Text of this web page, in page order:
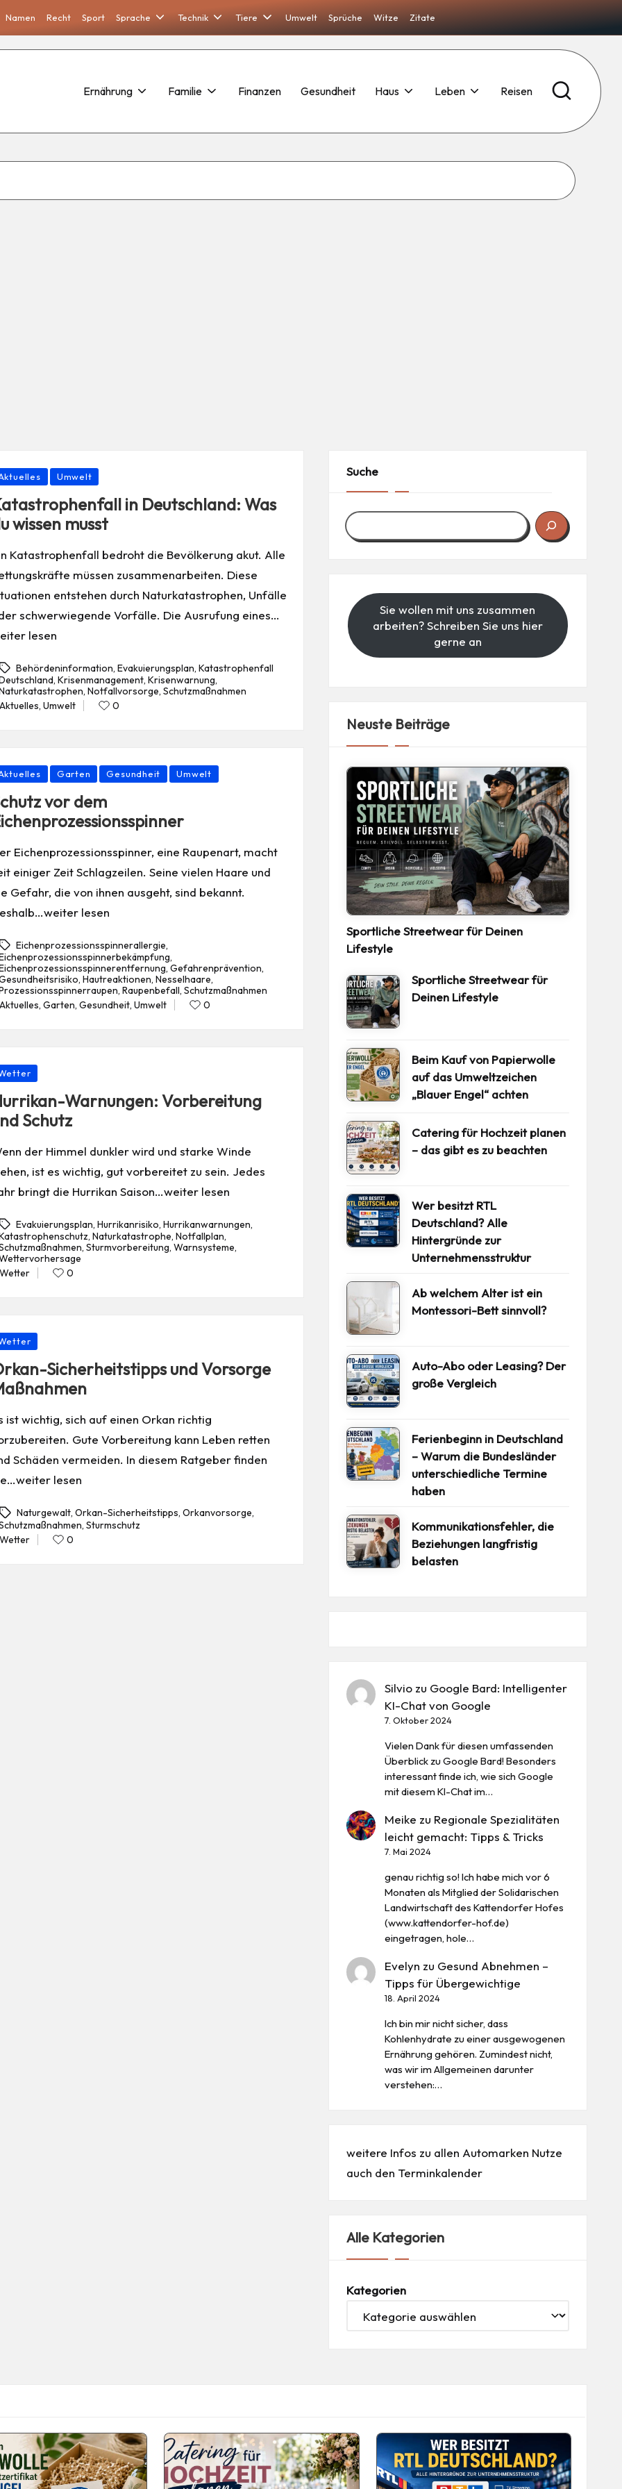
Namen Recht Sport Sprache Technik Tiere Umwelt Sprüche Witze Zitate
Ernährung Familie Finanzen Gesundheit Haus Leben Reisen
Umwelt
in Deutschland: Was
wissen musst
Katastrophenfall bedroht die Bevölkerung akut. Alle
müssen zusammenarbeiten. Diese
entstehen durch Naturkatastrophen, Unfälle
schwerwiegende Vorfälle. Die Ausrufung eines…
lesen
Behördeninformation,Evakuierungsplan,Katastrophenfall
,Krisenmanagement,Krisenwarnung,
,Notfallvorsorge,Schutzmaßnahmen
Posted
Aktuelles, Umwelt 0
Garten Gesundheit Umwelt
vor dem
Eichenprozessionsspinner, eine Raupenart, macht
einiger Zeit Schlagzeilen. Seine vielen Haare und
Gefahr, die von ihnen ausgeht, sind bekannt.
lesen
Eichenprozessionsspinnerallergie,
,
, Gefahrenprävention,
, Hautreaktionen, Nesselhaare,
, Raupenbefall, Schutzmaßnahmen
Posted
Aktuelles, Garten, Gesundheit, Umwelt 0
Warnungen: Vorbereitung
Schutz
der Himmel dunkler wird und starke Winde
ist es wichtig, gut vorbereitet zu sein. Jedes
bringt die Hurrikan Saison…weiter lesen
Evakuierungsplan,Hurrikanrisiko,Hurrikanwarnungen,
,Naturkatastrophe,Notfallplan,
,Sturmvorbereitung,Warnsysteme,
Posted
Wetter 0
Sicherheitstipps und Vorsorge
ist wichtig, sich auf einen Orkan richtig
Gute Vorbereitung kann Leben retten
Schäden vermeiden. In diesem Ratgeber finden
lesen
Naturgewalt, Orkan-Sicherheitstipps, Orkanvorsorge,
,Sturmschutz
Posted
Wetter 0
Suche
Sie wollen mit uns zusammen
arbeiten? Schreiben Sie uns hier
gerne an
Neuste Beiträge
Sportliche Streetwear für Deinen
Lifestyle
Sportliche Streetwear für
Deinen Lifestyle
Beim Kauf von Papierwolle
auf das Umweltzeichen
„Blauer Engel“ achten
Catering für Hochzeit planen
– das gibt es zu beachten
Wer besitzt RTL
Deutschland? Alle
Hintergründe zur
Unternehmensstruktur
Ab welchem Alter ist ein
Montessori-Bett sinnvoll?
Auto-Abo oder Leasing? Der
große Vergleich
Ferienbeginn in Deutschland
– Warum die Bundesländer
unterschiedliche Termine
haben
Kommunikationsfehler, die
Beziehungen langfristig
belasten
Silvio zu Google Bard: Intelligenter
KI-Chat von Google
7. Oktober 2024
Vielen Dank für diesen umfassenden
Überblick zu Google Bard! Besonders
interessant finde ich, wie sich Google
mit diesem KI-Chat im…
Meike zu Regionale Spezialitäten
leicht gemacht: Tipps & Tricks
7. Mai 2024
genau richtig so! Ich habe mich vor 6
Monaten als Mitglied der Solidarischen
Landwirtschaft des Kattendorfer Hofes
(www.kattendorfer-hof.de)
eingetragen, hole…
Evelyn zu Gesund Abnehmen –
Tipps für Übergewichtige
18. April 2024
Ich bin mir nicht sicher, dass
Kohlenhydrate zu einer ausgewogenen
Ernährung gehören. Zumindest nicht,
was wir im Allgemeinen darunter
verstehen:…
weitere Infos zu allen Automarken Nutze
auch den Terminkalender
Alle Kategorien
Kategorien